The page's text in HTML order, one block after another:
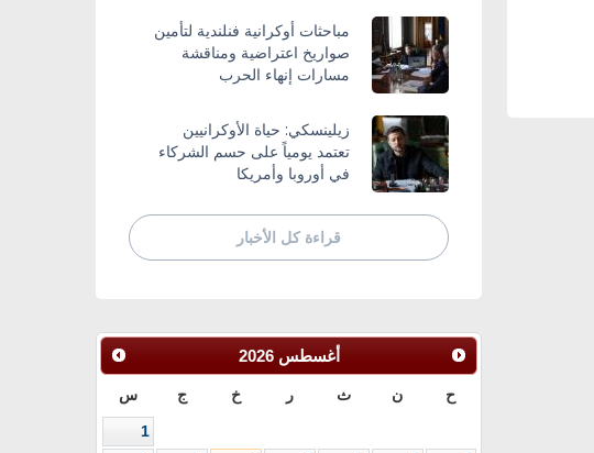
مباحثات أوكرانية فنلندية لتأمين
صواريخ اعتراضية ومناقشة
مسارات إنهاء الحرب
زيلينسكي: حياة الأوكرانيين
تعتمد يومياً على حسم الشركاء
في أوروبا وأمريكا
قراءة كل الأخبار
أغسطس 2026
ح ن ث ر خ ج س
1